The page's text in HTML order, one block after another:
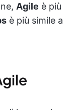
Agile è più
è più simile a